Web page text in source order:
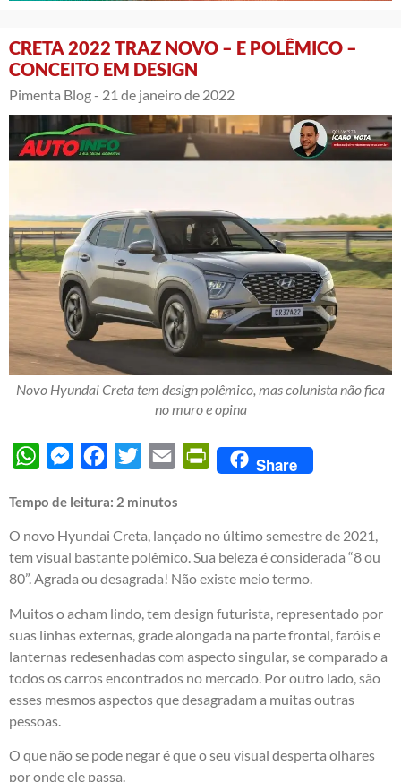
CRETA 2022 TRAZ NOVO – E POLÊMICO –
CONCEITO EM DESIGN
Pimenta Blog - 21 de janeiro de 2022
Novo Hyundai Creta tem design polêmico, mas colunista não fica
no muro e opina
WhatsAppMessengerFacebook
Twitter Email PrintFriendly
Share
Tempo de leitura: 2 minutos
O novo Hyundai Creta, lançado no último semestre de 2021,
tem visual bastante polêmico. Sua beleza é considerada “8 ou
80”. Agrada ou desagrada! Não existe meio termo.
Muitos o acham lindo, tem design futurista, representado por
suas linhas externas, grade alongada na parte frontal, faróis e
lanternas redesenhadas com aspecto singular, se comparado a
todos os carros encontrados no mercado. Por outro lado, são
esses mesmos aspectos que desagradam a muitas outras
pessoas.
O que não se pode negar é que o seu visual desperta olhares
por onde ele passa.